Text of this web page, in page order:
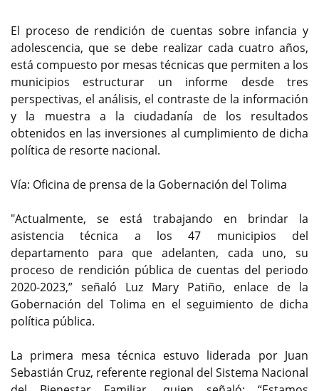
El proceso de rendición de cuentas sobre infancia y
adolescencia, que se debe realizar cada cuatro años,
está compuesto por mesas técnicas que permiten a los
municipios estructurar un informe desde tres
perspectivas, el análisis, el contraste de la información
y la muestra a la ciudadanía de los resultados
obtenidos en las inversiones al cumplimiento de dicha
política de resorte nacional.
Vía: Oficina de prensa de la Gobernación del Tolima
"Actualmente, se está trabajando en brindar la
asistencia técnica a los 47 municipios del
departamento para que adelanten, cada uno, su
proceso de rendición pública de cuentas del periodo
2020-2023,” señaló Luz Mary Patiño, enlace de la
Gobernación del Tolima en el seguimiento de dicha
política pública.
La primera mesa técnica estuvo liderada por Juan
Sebastián Cruz, referente regional del Sistema Nacional